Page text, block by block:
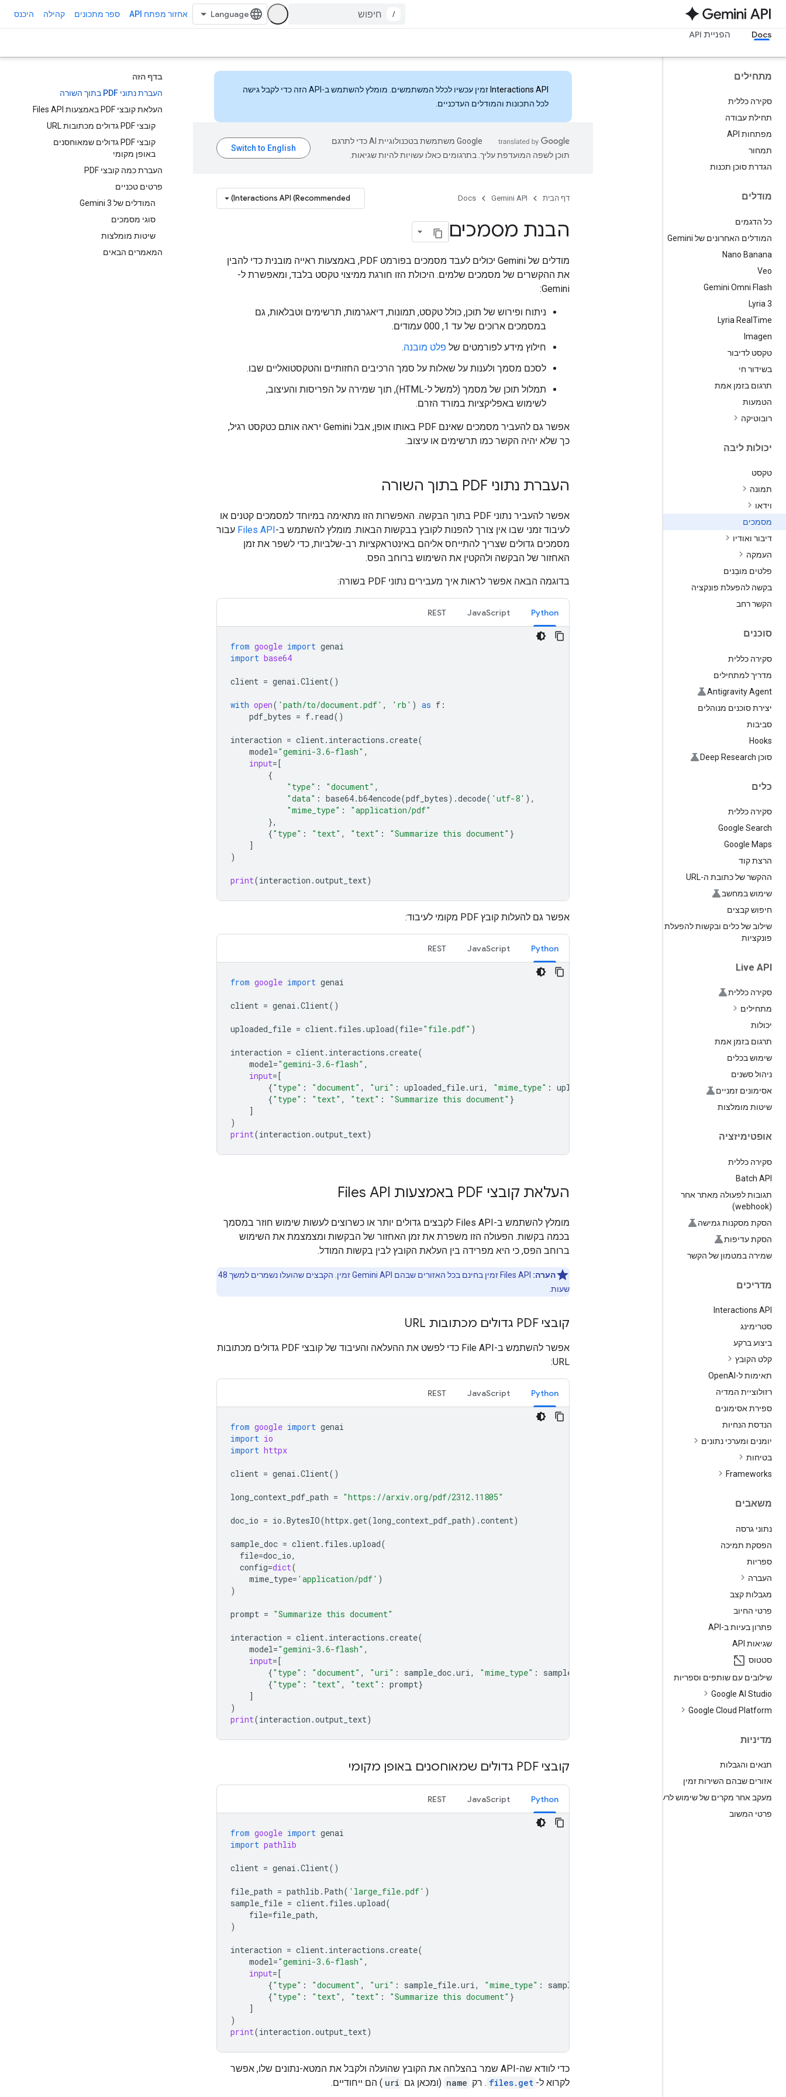
/ אחזור מפתח API ספר מתכונים קהילה היכנס
Docs הפניית API
מתחילים
סקירה כללית
תחילת עבודה
מפתחות API
תמחור
הגדרת סוכן תכנות
מודלים
כל הדגמים
המודלים האחרונים של Gemini
Nano Banana
Veo
Gemini Omni Flash
Lyria 3
Lyria Real Time
Imagen
טקסט לדיבור
בשידור חי
תרגום בזמן אמת
הטמעות
רובוטיקה
יכולות ליבה
טקסט
תמונה
וידאו
מסמכים
דיבור ואודיו
העמקה
פלטים מובְנים
בקשה להפעלת פונקציה
הקשר רחב
סוכנים
סקירה כללית
מדריך למתחילים
Antigravity Agent
יצירת סוכנים מנוהלים
סביבות
Hooks
סוכן Deep Research
כלים
סקירה כללית
Google Search
Google Maps
הרצת קוד
ההקשר של כתובת ה-URL
שימוש במחשב
חיפוש קבצים
שילוב של כלים ובקשות להפעלת
פונקציות
Live API
סקירה כללית
מתחילים
יכולות
תרגום בזמן אמת
שימוש בכלים
ניהול סשנים
אסימונים זמניים
שיטות מומלצות
אופטימיזציה
סקירה כללית
Batch API
תגובות לפעולה מאתר אחר
(webhook)
הסקת מסקנות גמישה
הסקת עדיפות
שמירה במטמון של הקשר
מדריכים
Interactions API
סטרימינג
ביצוע ברקע
קלט הקובץ
תאימות ל-Open AI
רזולוציית המדיה
ספירת אסימונים
הנדסת הנחיות
יומנים ומערכי נתונים
בטיחות
‫Frameworks
משאבים
נתוני גרסה
הפסקת תמיכה
ספריות
העברה
מגבלות קצב
פרטי החיוב
פתרון בעיות ב-API
שגיאות API
סטטוס
שילובים עם שותפים וספריות
Google AI Studio
Google Cloud Platform
מדיניות
תנאים והגבלות
אזורים שבהם השירות זמין
מעקב אחר מקרים של שימוש לרעה
פרטי המשוב
בדף הזה
העברת נתוני PDF בתוך השורה
העלאת קובצי PDF באמצעות Files API
קובצי PDF גדולים מכתובות URL
קובצי PDF גדולים שמאוחסנים
באופן מקומי
העברת כמה קובצי PDF
פרטים טכניים
המודלים של Gemini 3
סוגי מסמכים
שיטות מומלצות
המאמרים הבאים
Interactions API
זמין עכשיו לכלל המשתמשים. מומלץ להשתמש ב-API הזה כדי לקבל גישה
לכל התכונות והמודלים העדכניים.
‫Google משתמשת בטכנולוגיית AI כדי לתרגם
תוכן לשפה המועדפת עליך. בתרגומים כאלו עשויות להיות שגיאות.
דף הבית Gemini API
Docs
Interactions API (Recommended)
הבנת מסמכים
מודלים של Gemini יכולים לעבד מסמכים בפורמט PDF, באמצעות ראייה מובנית כדי להבין
את ההקשרים של מסמכים שלמים. היכולת הזו חורגת ממיצוי טקסט בלבד, ומאפשרת ל-
Gemini:
ניתוח ופירוש של תוכן, כולל טקסט, תמונות, דיאגרמות, תרשימים וטבלאות, גם
במסמכים ארוכים של עד 1, 000 עמודים.
חילוץ מידע לפורמטים של פלט מובנה.
לסכם מסמך ולענות על שאלות על סמך הרכיבים החזותיים והטקסטואליים שבו.
תמלול תוכן של מסמך (למשל ל-HTML), תוך שמירה על הפריסות והעיצוב,
לשימוש באפליקציות במורד הזרם.
אפשר גם להעביר מסמכים שאינם PDF באותו אופן, אבל Gemini יראה אותם כטקסט רגיל,
כך שלא יהיה הקשר כמו תרשימים או עיצוב.
העברת נתוני PDF בתוך השורה
אפשר להעביר נתוני PDF בתוך הבקשה. האפשרות הזו מתאימה במיוחד למסמכים קטנים או
לעיבוד זמני שבו אין צורך להפנות לקובץ בבקשות הבאות. מומלץ להשתמש ב-Files API עבור
מסמכים גדולים שצריך להתייחס אליהם באינטראקציות רב-שלביות, כדי לשפר את זמן
האחזור של הבקשה ולהקטין את השימוש ברוחב הפס.
בדוגמה הבאה אפשר לראות איך מעבירים נתוני PDF בשורה:
Python
JavaScript
REST
from google import genai
import base64
client = genai .Client()
with open( 'path/to/document.pdf' , 'rb' ) as f :
pdf_bytes = f. read()
interaction = client. interactions .create(
model="gemini-3.6-flash" ,
input=[
{
"type" : "document" ,
"data" : base64.b64encode(pdf_bytes) .decode( 'utf-8' ),
"mime_type" :
"application/pdf"
},
{"type" : "text" , "text" : "Summarize this document" }
]
)
print(interaction .output_text)
אפשר גם להעלות קובץ PDF מקומי לעיבוד:
Python
JavaScript
REST
from google import genai
client = genai .Client()
uploaded_file = client. files .upload(file="file.pdf" )
interaction = client. interactions .create(
model="gemini-3.6-flash" ,
input=[
{"type" : "document" , "uri" : uploaded_file.uri, "mime_type" : uploaded_file
{"type" : "text" , "text" : "Summarize this document" }
]
)
print(interaction .output_text)
העלאת קובצי PDF באמצעות Files API
מומלץ להשתמש ב-Files API לקבצים גדולים יותר או כשרוצים לעשות שימוש חוזר במסמך
בכמה בקשות. הפעולה הזו משפרת את זמן האחזור של הבקשות ומצמצמת את השימוש
ברוחב הפס, כי היא מפרידה בין העלאת הקובץ לבין בקשות המודל.
הערה:
Files API זמין בחינם בכל האזורים שבהם Gemini API זמין. הקבצים שהועלו נשמרים למשך 48
שעות.
קובצי PDF גדולים מכתובות URL
אפשר להשתמש ב-File API כדי לפשט את ההעלאה והעיבוד של קובצי PDF גדולים מכתובות
URL:
Python
JavaScript
REST
from google import genai
import io
import httpx
client = genai .Client()
long_context_pdf_path = "https://arxiv.org/pdf/2312.11805"
doc_io = io .BytesIO(httpx.get(long_context_pdf_path) .content)
sample_doc = client. files .upload(
file=doc_io,
config=dict(
mime_type= 'application/pdf' )
)
prompt = "Summarize this document"
interaction = client. interactions .create(
model="gemini-3.6-flash" ,
input=[
{"type" : "document" , "uri" : sample_doc.uri, "mime_type" : sample_doc
{"type" : "text" , "text" : prompt}
]
)
print(interaction .output_text)
קובצי PDF גדולים שמאוחסנים באופן מקומי
Python
JavaScript
REST
from google import genai
import pathlib
client = genai .Client()
file_path = pathlib . Path( 'large_file.pdf' )
sample_file = client. files .upload(
file=file_path,
)
interaction = client. interactions .create(
model="gemini-3.6-flash" ,
input=[
{"type" : "document" , "uri" : sample_file.uri, "mime_type" : sample_file
{"type" : "text" , "text" : "Summarize this document" }
]
)
print(interaction .output_text)
כדי לוודא שה-API שמר בהצלחה את הקובץ שהועלה ולקבל את המטא-נתונים שלו, אפשר
לקרוא ל- files.get . רק name (ומכאן גם uri ) הם ייחודיים.